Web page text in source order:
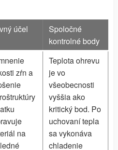
účel
Spoločné
kontrolné body
zŕn a
na
Teplota ohrevu
je vo
všeobecnosti
vyššia ako
kritický bod. Po
uchovaní tepla
sa vykonáva
chladenie